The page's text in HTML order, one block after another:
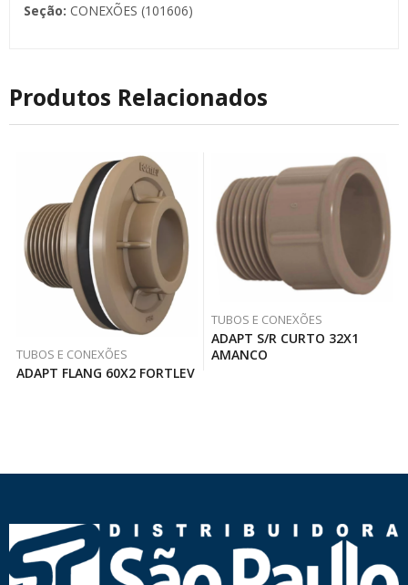
Seção: CONEXÕES (101606)
Produtos Relacionados
TUBOS E CONEXÕES
ADAPT FLANG 60X2 FORTLEV
TUBOS E CONEXÕES
ADAPT S/R CURTO 32X1
AMANCO